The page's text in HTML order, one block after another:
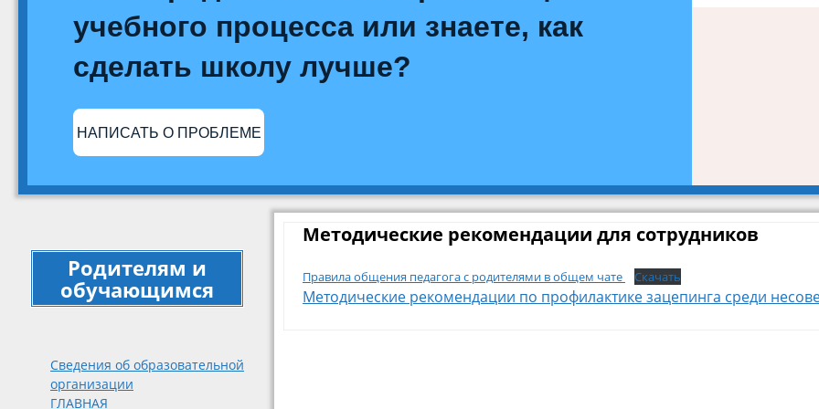
школа” Светлоярского
муниципального района
Волгоградской области
учебного процесса или знаете, как
сделать школу лучше?
НАПИСАТЬ О ПРОБЛЕМЕ
Родителям и
обучающимся
Сведения об образовательной
организации
ГЛАВНАЯ
Методические рекомендации для сотрудников
Правила общения педагога с родителями в общем чате Скачать
Методические рекомендации по профилактике зацепинга среди